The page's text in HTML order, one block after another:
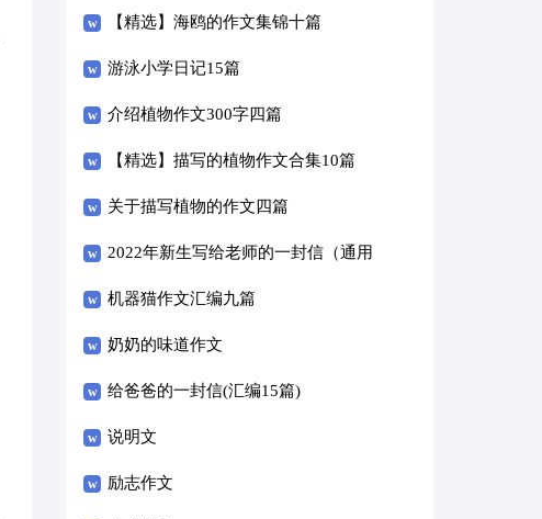
【精选】海鸥的作文集锦十篇
游泳小学日记15篇
介绍植物作文300字四篇
【精选】描写的植物作文合集10篇
关于描写植物的作文四篇
2022年新生写给老师的一封信（通用
8篇）
机器猫作文汇编九篇
奶奶的味道作文
给爸爸的一封信(汇编15篇)
说明文
励志作文